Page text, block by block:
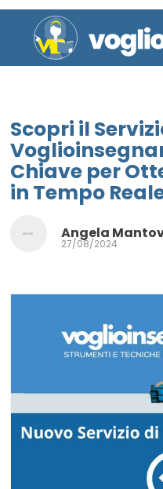
Scopri il
Chiave per
in Tempo
Angela
27/08/2024